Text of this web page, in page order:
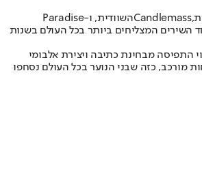
Candlemassהשוודית, ו-Paradise
השירים המצליחים ביותר בכל העולם בשנות
התפיסה מבחינת כתיבה ויצירת אלבומי
מורכב, כזה שבני הנוער בכל העולם נסחפו